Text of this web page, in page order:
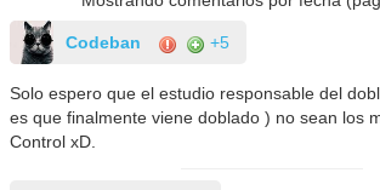
Codeban +5
Solo espero que el estudio responsable del
es que finalmente viene doblado ) no sean los
Control xD.